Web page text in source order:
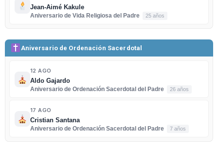
Jean-Aimé Kakule
Aniversario de Vida Religiosa del Padre
25 años
Aniversario de Ordenación Sacerdotal
12 AGO
Aldo Gajardo
Aniversario de Ordenación Sacerdotal del Padre
26 años
17 AGO
Cristian Santana
Aniversario de Ordenación Sacerdotal del Padre
7 años